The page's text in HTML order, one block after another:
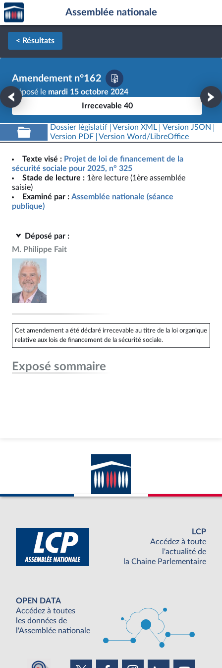
Aller au contenu
Aller en bas de la page
Accèder
à la
page
d'accueil
Assemblée nationale
< Résultats
Amendement n°162
Déposé le mardi 15 octobre 2024
Irrecevable 40
Dossier législatif Version XML
Version JSON
Version PDF
Version Word/LibreOffice
Texte visé : Projet de loi de financement de la
sécurité sociale pour 2025, n° 325
Stade de lecture : 1ère lecture (1ère assemblée
saisie)
Examiné par : Assemblée nationale (séance
publique)
Déposé par :
M. Philippe Fait
Cet amendement a été déclaré irrecevable au titre de la loi organique
relative aux lois de financement de la sécurité sociale.
Exposé sommaire
LCP
Accédez à toute
l'actualité de
la Chaine Parlementaire
OPEN DATA
Accédez à toutes
les données de
l'Assemblée nationale